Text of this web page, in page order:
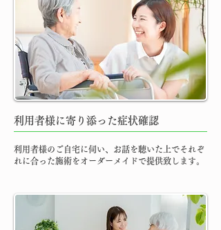
​利用者様に寄り添った症状確認
利用者様のご自宅に伺い、お話を聴いた上でそれぞ
れに合った施術をオーダーメイドで提供致します。